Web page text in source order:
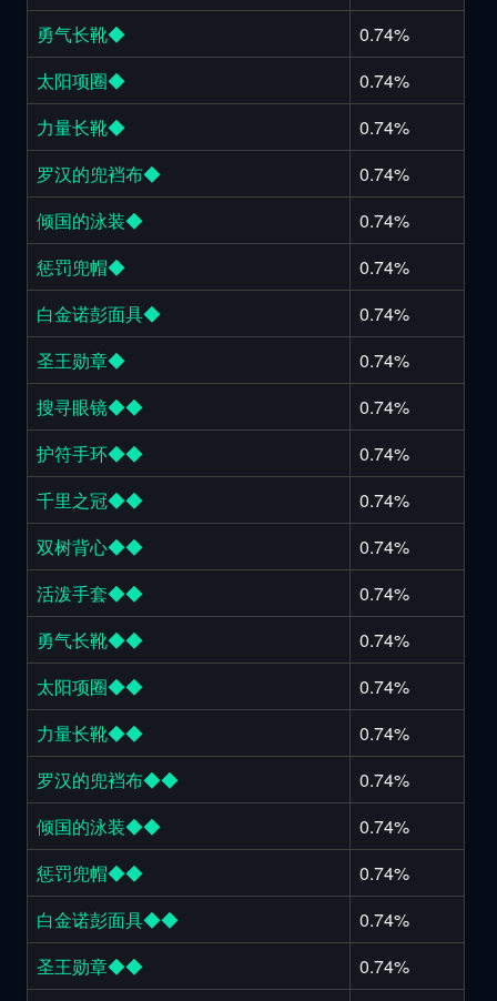
勇气长靴◆
0.74%
太阳项圈◆
0.74%
力量长靴◆
0.74%
罗汉的兜裆布◆
0.74%
倾国的泳装◆
0.74%
惩罚兜帽◆
0.74%
白金诺彭面具◆
0.74%
圣王勋章◆
0.74%
搜寻眼镜◆◆
0.74%
护符手环◆◆
0.74%
千里之冠◆◆
0.74%
双树背心◆◆
0.74%
活泼手套◆◆
0.74%
勇气长靴◆◆
0.74%
太阳项圈◆◆
0.74%
力量长靴◆◆
0.74%
罗汉的兜裆布◆◆
0.74%
倾国的泳装◆◆
0.74%
惩罚兜帽◆◆
0.74%
白金诺彭面具◆◆
0.74%
圣王勋章◆◆
0.74%